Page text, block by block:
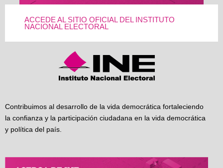
ACCEDE AL SITIO OFICIAL DEL INSTITUTO
NACIONAL ELECTORAL
Contribuimos al desarrollo de la vida democrática fortaleciendo
la confianza y la participación ciudadana en la vida democrática
y política del país.